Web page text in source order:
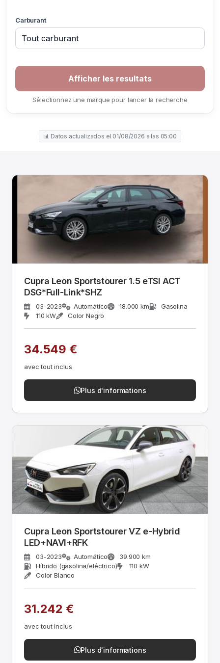
Carburant
Sélectionnez une marque pour lancer la recherche
📊 Datos actualizados el 01/08/2026 a las 05:00
Cupra Leon Sportstourer 1.5 eTSI ACT
DSG*Full-Link*SHZ
03-2023 Automático 18.000 km
Gasolina
110 kW
Color Negro
34.549 €
avec tout inclus
Plus d'informations
Cupra Leon Sportstourer VZ e-Hybrid
LED+NAVI+RFK
03-2023 Automático
39.900 km
Híbrido (gasolina/eléctrico)
110 kW
Color Blanco
31.242 €
avec tout inclus
Plus d'informations